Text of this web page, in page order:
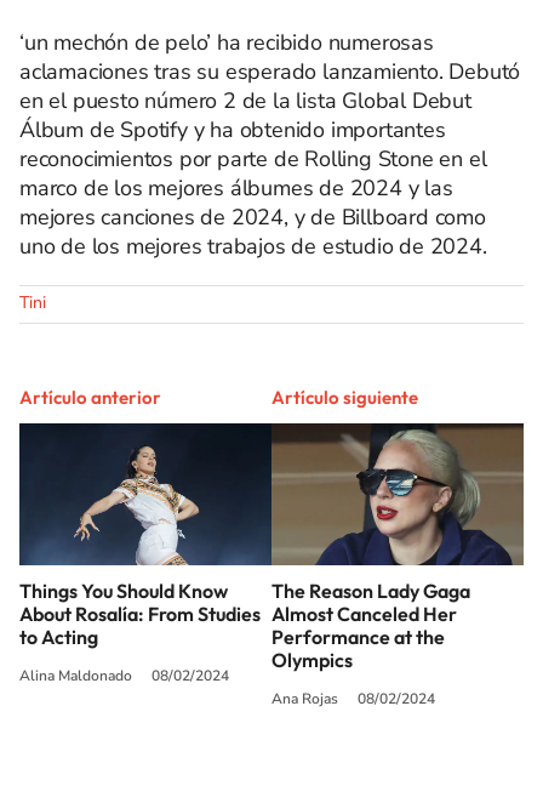
‘un mechón de pelo’ ha recibido numerosas
aclamaciones tras su esperado lanzamiento. Debutó
en el puesto número 2 de la lista Global Debut
Álbum de Spotify y ha obtenido importantes
reconocimientos por parte de Rolling Stone en el
marco de los mejores álbumes de 2024 y las
mejores canciones de 2024, y de Billboard como
uno de los mejores trabajos de estudio de 2024.
Tini
Artículo anterior
Things You Should Know
About Rosalía: From Studies
to Acting
Alina Maldonado 08/02/2024
Artículo siguiente
The Reason Lady Gaga
Almost Canceled Her
Performance at the
Olympics
Ana Rojas 08/02/2024